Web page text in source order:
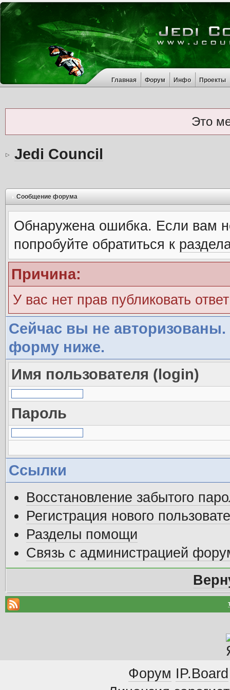
Главная Форум Инфо Проекты
Это
Jedi Council
Сообщение форума
Обнаружена ошибка. Если вам
попробуйте обратиться к
Причина:
У вас нет прав публиковать
Сейчас вы не авторизованы.
форму ниже.
Имя пользователя (login)
Пароль
Ссылки
Восстановление забытого
Регистрация нового
Разделы помощи
Связь с администрацией
Форум IP.Board